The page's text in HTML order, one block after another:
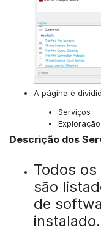
A página é
Serviços
Descrição dos
Todos
são
de
instalado.